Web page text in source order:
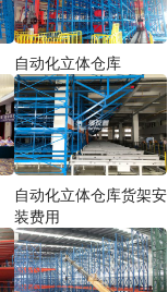
自动化立体仓库
自动化立体仓库货架安
装费用